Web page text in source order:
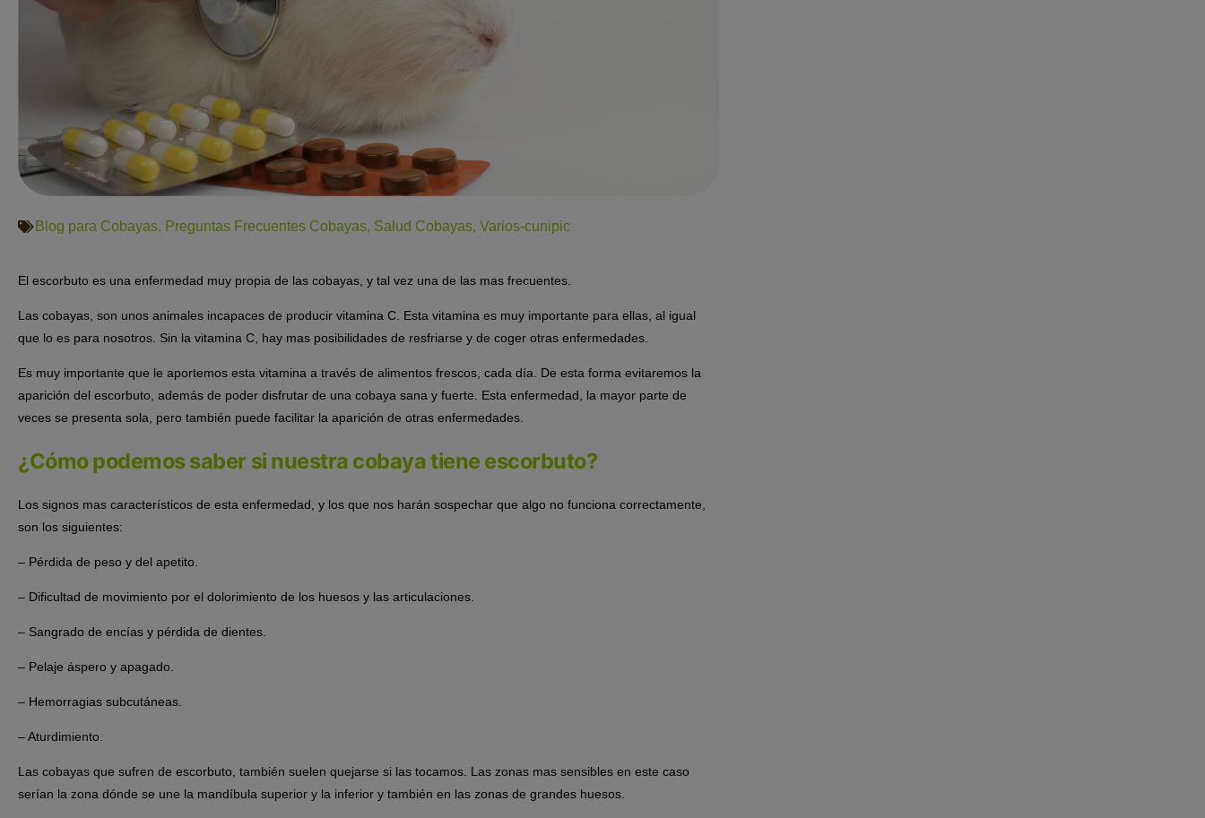
Blog para Cobayas, Preguntas Frecuentes Cobayas, Salud Cobayas, Varios-cunipic
El escorbuto es una enfermedad muy propia de las cobayas, y tal vez una de las mas frecuentes.
Las cobayas, son unos animales incapaces de producir vitamina C. Esta vitamina es muy importante para ellas, al igual
que lo es para nosotros. Sin la vitamina C, hay mas posibilidades de resfriarse y de coger otras enfermedades.
Es muy importante que le aportemos esta vitamina a través de alimentos frescos, cada día. De esta forma evitaremos la
aparición del escorbuto, además de poder disfrutar de una cobaya sana y fuerte. Esta enfermedad, la mayor parte de
veces se presenta sola, pero también puede facilitar la aparición de otras enfermedades.
¿Cómo podemos saber si nuestra cobaya tiene escorbuto?
Los signos mas característicos de esta enfermedad, y los que nos harán sospechar que algo no funciona correctamente,
son los siguientes:
– Pérdida de peso y del apetito.
– Dificultad de movimiento por el dolorimiento de los huesos y las articulaciones.
– Sangrado de encías y pérdida de dientes.
– Pelaje áspero y apagado.
– Hemorragias subcutáneas.
– Aturdimiento.
Las cobayas que sufren de escorbuto, también suelen quejarse si las tocamos. Las zonas mas sensibles en este caso
serían la zona dónde se une la mandíbula superior y la inferior y también en las zonas de grandes huesos.